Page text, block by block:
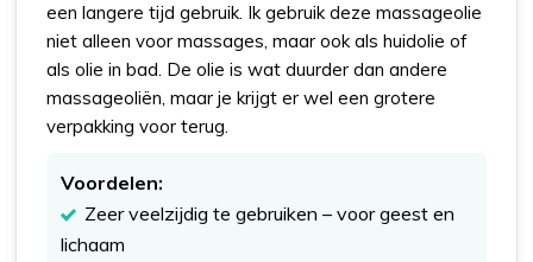
een langere tijd gebruik. Ik gebruik deze massageolie
niet alleen voor massages, maar ook als huidolie of
als olie in bad. De olie is wat duurder dan andere
massageoliën, maar je krijgt er wel een grotere
verpakking voor terug.
Voordelen:
Zeer veelzijdig te gebruiken – voor geest en
lichaam